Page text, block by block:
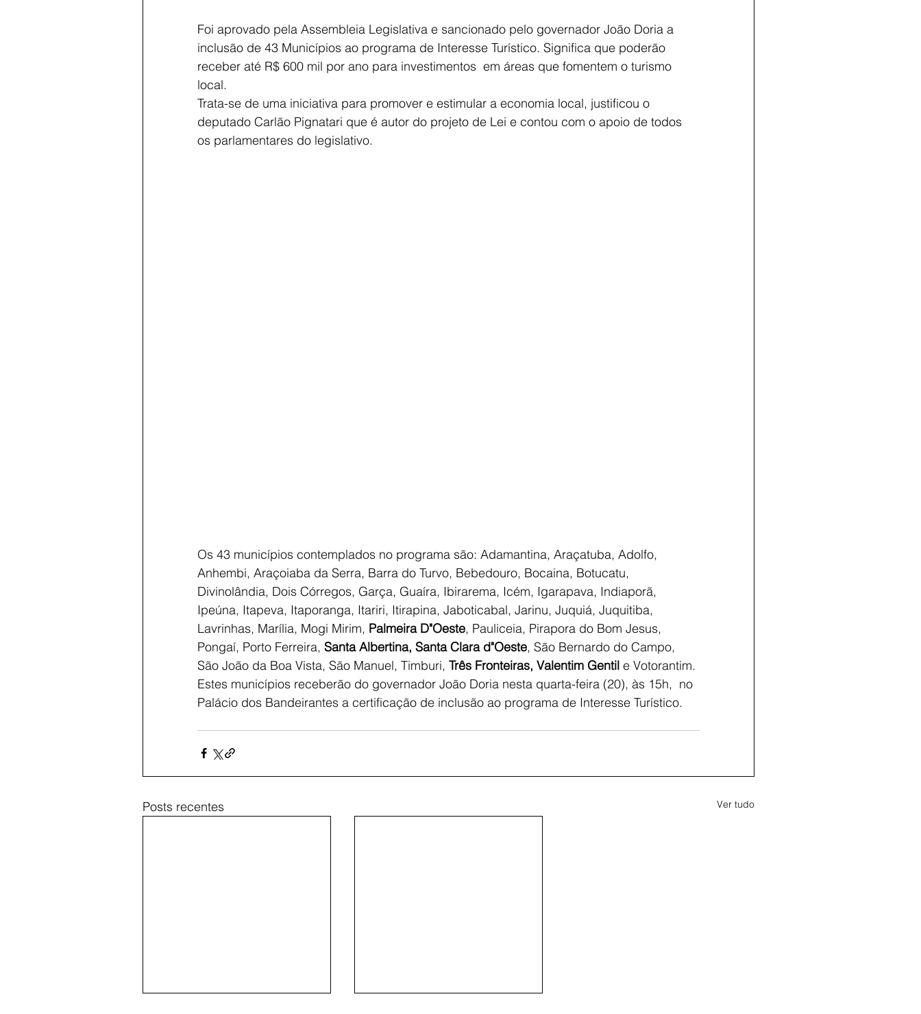
Voltar
Foi aprovado pela Assembleia Legislativa e sancionado pelo governador João Doria a
inclusão de 43 Municípios ao programa de Interesse Turístico. Significa que poderão
receber até R$ 600 mil por ano para investimentos  em áreas que fomentem o turismo
local.
Trata-se de uma iniciativa para promover e estimular a economia local, justificou o
deputado Carlão Pignatari que é autor do projeto de Lei e contou com o apoio de todos
os parlamentares do legislativo.
Os 43 municípios contemplados no programa são: Adamantina, Araçatuba, Adolfo,
Anhembi, Araçoiaba da Serra, Barra do Turvo, Bebedouro, Bocaina, Botucatu,
Divinolândia, Dois Córregos, Garça, Guaíra, Ibirarema, Icém, Igarapava, Indiaporã,
Ipeúna, Itapeva, Itaporanga, Itariri, Itirapina, Jaboticabal, Jarinu, Juquiá, Juquitiba,
Lavrinhas, Marília, Mogi Mirim, Palmeira D"Oeste, Pauliceia, Pirapora do Bom Jesus,
Pongaí, Porto Ferreira, Santa Albertina, Santa Clara d"Oeste, São Bernardo do Campo,
São João da Boa Vista, São Manuel, Timburi, Três Fronteiras, Valentim Gentil e Votorantim.
Estes municípios receberão do governador João Doria nesta quarta-feira (20), às 15h,  no
Palácio dos Bandeirantes a certificação de inclusão ao programa de Interesse Turístico.
Posts recentes Ver tudo